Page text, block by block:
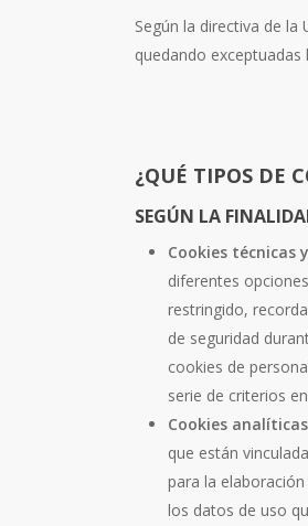
Según la directiva de
quedando
¿QUÉ TIPOS DE
SEGÚN LA
Cookies técnicas
diferentes
restringido,
de seguridad
cookies de
serie de criterios
Cookies
que están
para la
los datos de uso